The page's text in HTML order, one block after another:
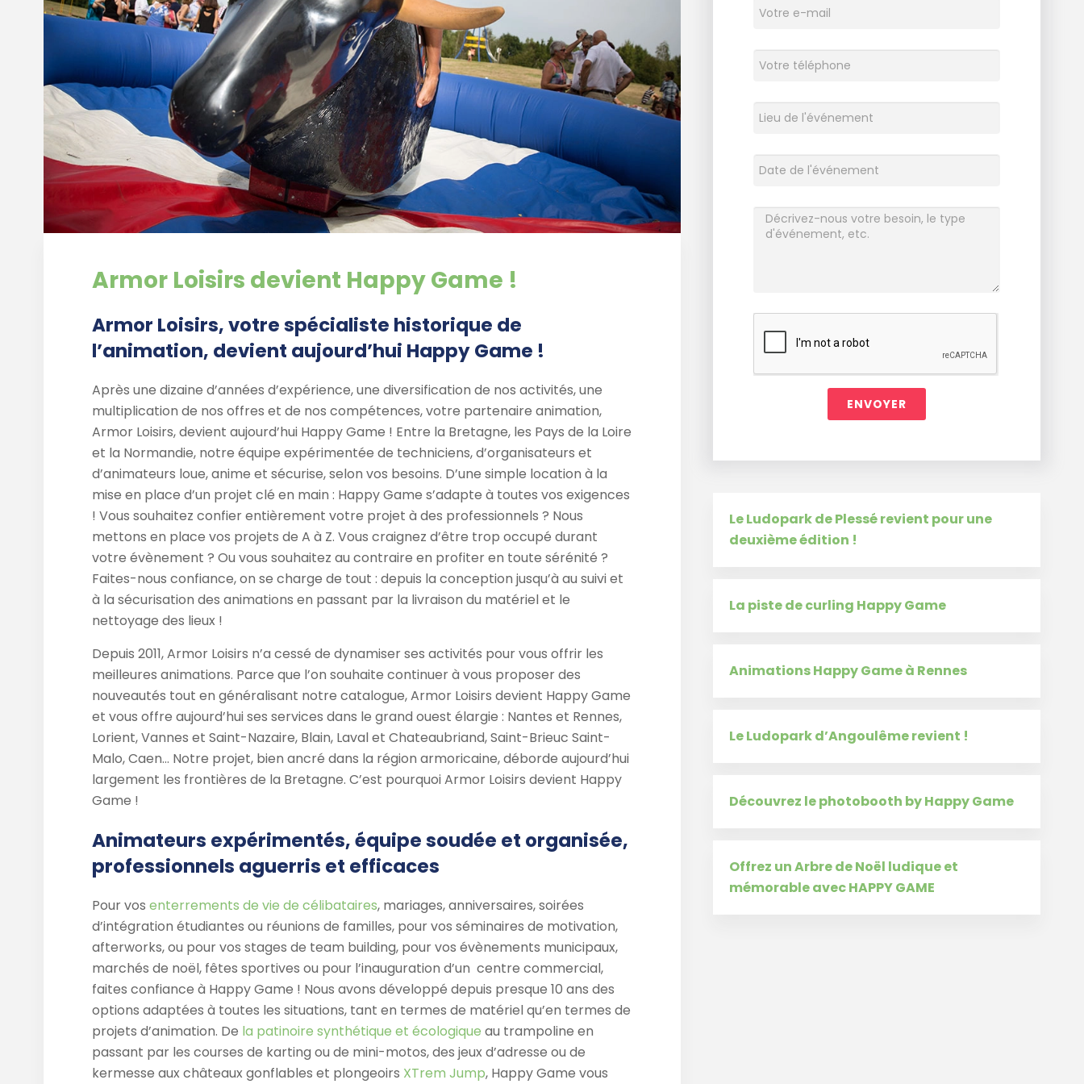
Armor Loisirs devient Happy Game !
Armor Loisirs, votre spécialiste historique de
l’animation, devient aujourd’hui Happy Game !
Après une dizaine d’années d’expérience, une diversification de nos activités, une
multiplication de nos offres et de nos compétences, votre partenaire animation,
Armor Loisirs, devient aujourd’hui Happy Game ! Entre la Bretagne, les Pays de la Loire
et la Normandie, notre équipe expérimentée de techniciens, d’organisateurs et
d’animateurs loue, anime et sécurise, selon vos besoins. D’une simple location à la
mise en place d’un projet clé en main : Happy Game s’adapte à toutes vos exigences
! Vous souhaitez confier entièrement votre projet à des professionnels ? Nous
mettons en place vos projets de A à Z. Vous craignez d’être trop occupé durant
votre évènement ? Ou vous souhaitez au contraire en profiter en toute sérénité ?
Faites-nous confiance, on se charge de tout : depuis la conception jusqu’à au suivi et
à la sécurisation des animations en passant par la livraison du matériel et le
nettoyage des lieux !
Depuis 2011, Armor Loisirs n’a cessé de dynamiser ses activités pour vous offrir les
meilleures animations. Parce que l’on souhaite continuer à vous proposer des
nouveautés tout en généralisant notre catalogue, Armor Loisirs devient Happy Game
et vous offre aujourd’hui ses services dans le grand ouest élargie : Nantes et Rennes,
Lorient, Vannes et Saint-Nazaire, Blain, Laval et Chateaubriand, Saint-Brieuc Saint-
Malo, Caen… Notre projet, bien ancré dans la région armoricaine, déborde aujourd’hui
largement les frontières de la Bretagne. C’est pourquoi Armor Loisirs devient Happy
Game !
Animateurs expérimentés, équipe soudée et organisée,
professionnels aguerris et efficaces
Pour vos enterrements de vie de célibataires, mariages, anniversaires, soirées
d’intégration étudiantes ou réunions de familles, pour vos séminaires de motivation,
afterworks, ou pour vos stages de team building, pour vos évènements municipaux,
marchés de noël, fêtes sportives ou pour l’inauguration d’un centre commercial,
faites confiance à Happy Game ! Nous avons développé depuis presque 10 ans des
options adaptées à toutes les situations, tant en termes de matériel qu’en termes de
projets d’animation. De la patinoire synthétique et écologique au trampoline en
passant par les courses de karting ou de mini-motos, des jeux d’adresse ou de
kermesse aux châteaux gonflables et plongeoirs XTrem Jump, Happy Game vous
ENVOYER
Le Ludopark de Plessé revient pour une
deuxième édition !
La piste de curling Happy Game
Animations Happy Game à Rennes
Le Ludopark d’Angoulême revient !
Découvrez le photobooth by Happy Game
Offrez un Arbre de Noël ludique et
mémorable avec HAPPY GAME